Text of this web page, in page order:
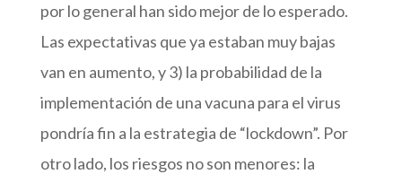
por lo general han sido mejor de lo esperado.
Las expectativas que ya estaban muy bajas
van en aumento, y 3) la probabilidad de la
implementación de una vacuna para el virus
pondría fin a la estrategia de “lockdown”. Por
otro lado, los riesgos no son menores: la